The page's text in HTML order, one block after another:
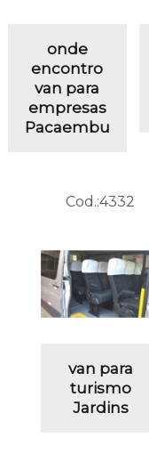
onde
encontro
van para
empresas
Pacaembu
Cod.:4332
van para
turismo
Jardins